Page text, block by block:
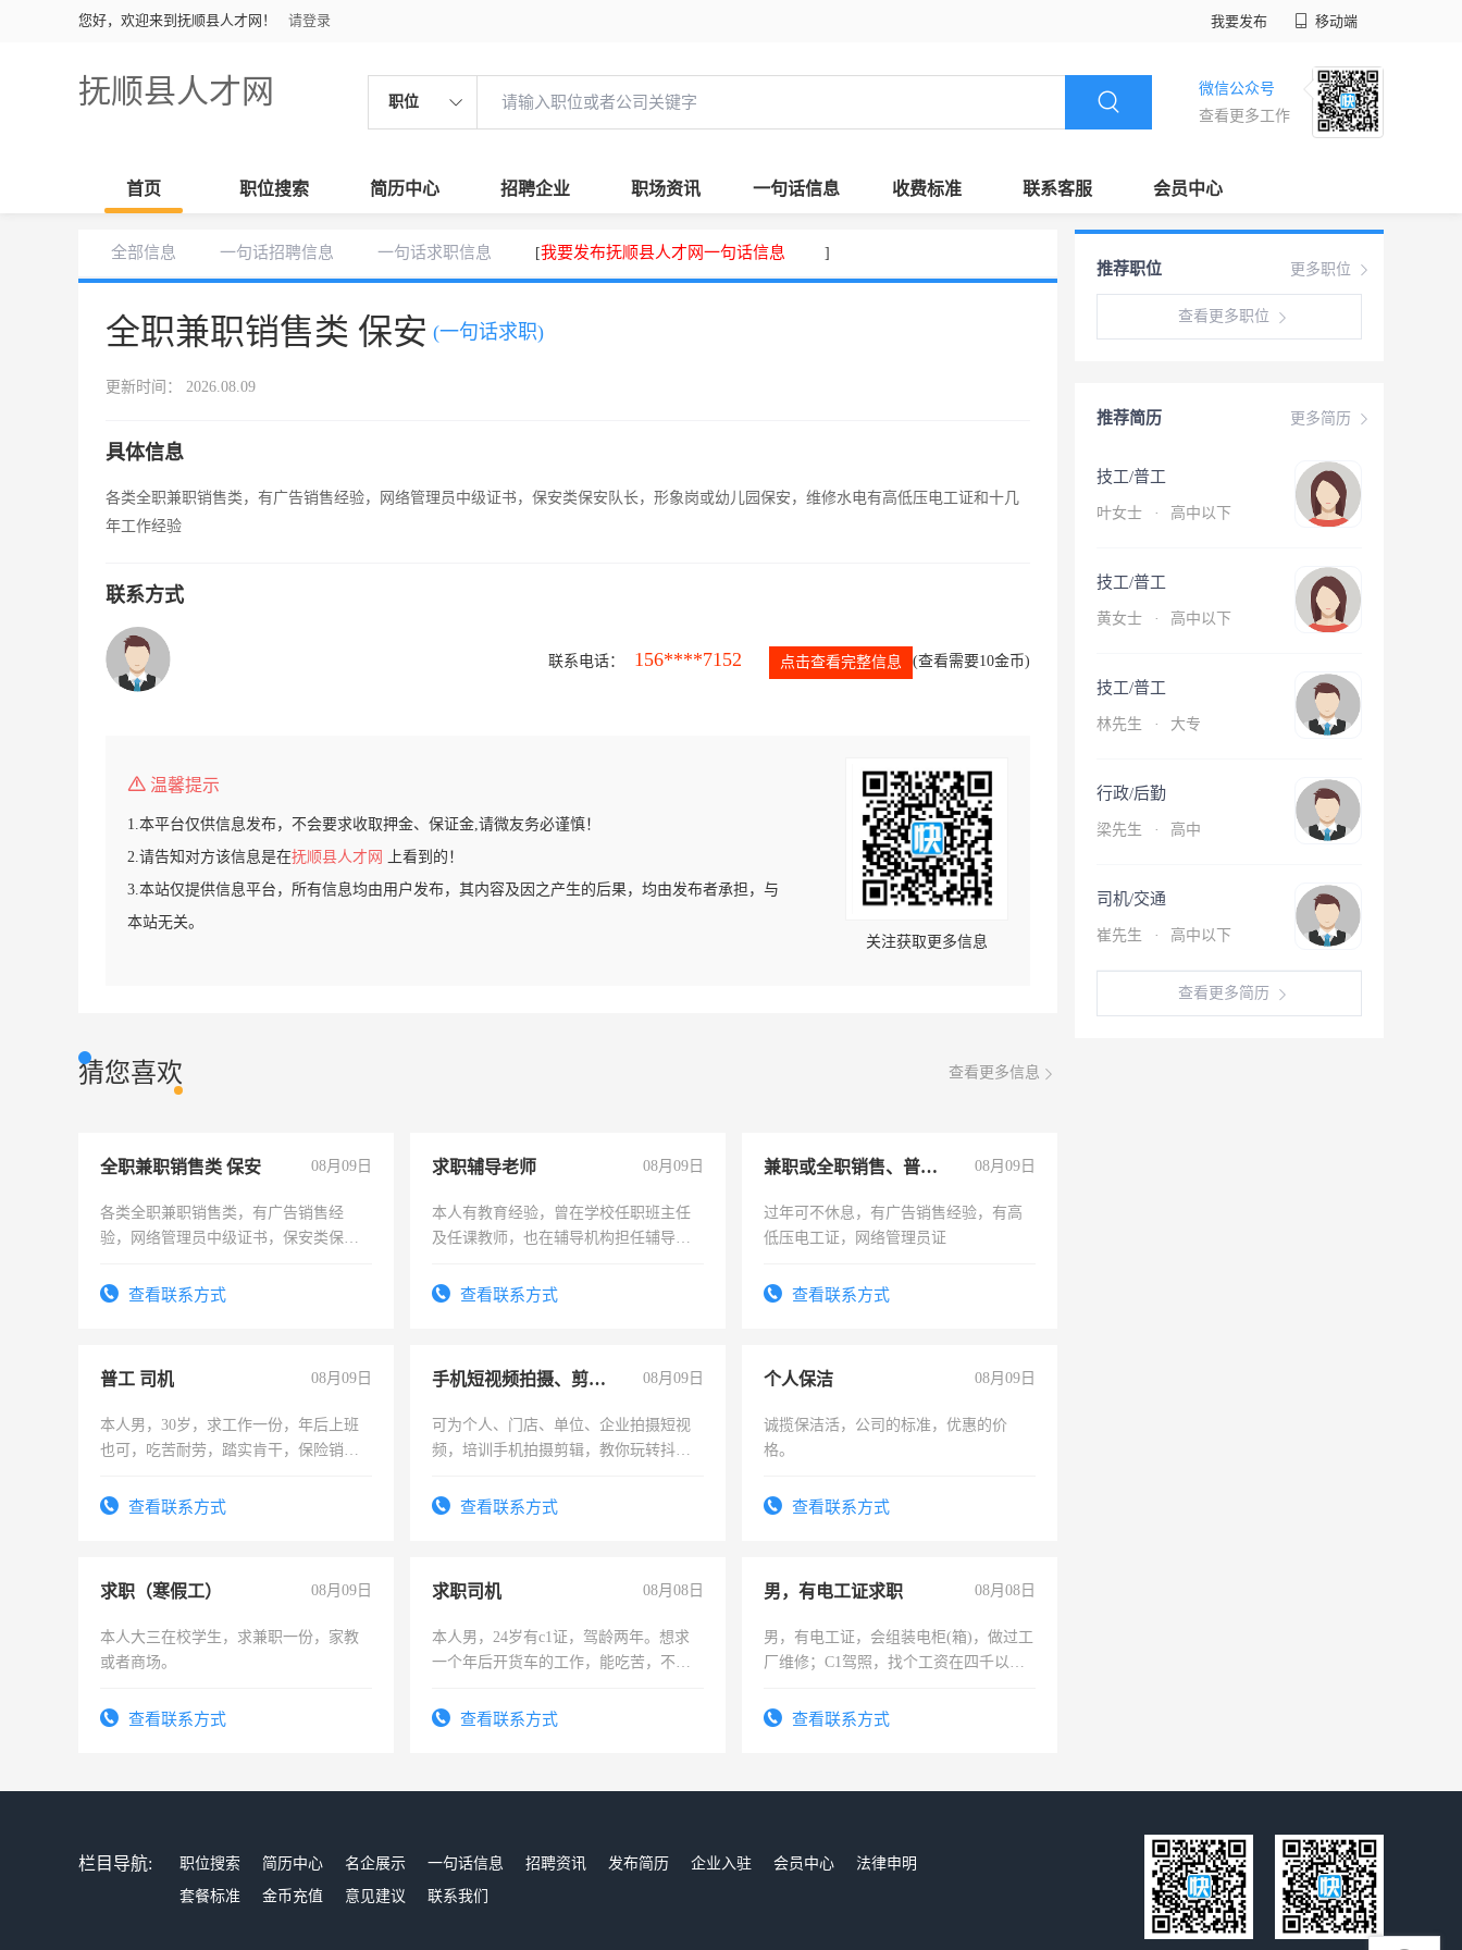
您好，欢迎来到抚顺县人才网！ 请登录 我要发布 移动端
抚顺县人才网 职位
微信公众号
查看更多工作
首页 职位搜索 简历中心 招聘企业 职场资讯 一句话信息 收费标准 联系客服 会员中心
全部信息 一句话招聘信息 一句话求职信息 [我要发布抚顺县人才网一句话信息 ]
全职兼职销售类 保安 (一句话求职)
更新时间： 2026.08.09
具体信息
各类全职兼职销售类，有广告销售经验，网络管理员中级证书，保安类保安队长，形象岗或幼儿园保安，维修水电有高低压电工证和十几
年工作经验
联系方式
联系电话： 156****7152 点击查看完整信息 (查看需要10金币)
温馨提示
1.本平台仅供信息发布，不会要求收取押金、保证金,请微友务必谨慎！
2.请告知对方该信息是在抚顺县人才网
上看到的！
3.本站仅提供信息平台，所有信息均由用户发布，其内容及因之产生的后果，均由发布者承担，与
本站无关。
关注获取更多信息
猜您喜欢 查看更多信息
全职兼职销售类 保安 08月09日
各类全职兼职销售类，有广告销售经
验，网络管理员中级证书，保安类保安
有高低压电工证和十几年工作经验
查看联系方式
求职辅导老师 08月09日
本人有教育经验，曾在学校任职班主任
及任课教师，也在辅导机构担任辅导教
查看联系方式
兼职或全职销售、普工、维修 08月09日
过年可不休息，有广告销售经验，有高
低压电工证，网络管理员证
查看联系方式
普工 司机 08月09日
本人男，30岁，求工作一份，年后上班
也可，吃苦耐劳，踏实肯干，保险销售
查看联系方式
手机短视频拍摄、剪辑、抖音快手 08月09日
可为个人、门店、单位、企业拍摄短视
频，培训手机拍摄剪辑，教你玩转抖音
频，培训手机拍摄剪辑，教你玩转抖
查看联系方式
个人保洁 08月09日
诚揽保洁活，公司的标准，优惠的价
格。
查看联系方式
求职（寒假工） 08月09日
本人大三在校学生，求兼职一份，家教
或者商场。
查看联系方式
求职司机 08月08日
本人男，24岁有c1证，驾龄两年。想求
一个年后开货车的工作，能吃苦，不怕
查看联系方式
男，有电工证求职 08月08日
男，有电工证，会组装电柜(箱)，做过工
厂维修；C1驾照，找个工资在四千以
电话查看联系方式
更多职位
推荐职位
查看更多职位
更多简历
推荐简历
技工/普工
叶女士 · 高中以下
技工/普工
黄女士 · 高中以下
技工/普工
林先生 · 大专
行政/后勤
梁先生 · 高中
司机/交通
崔先生 · 高中以下
查看更多简历
栏目导航: 职位搜索 简历中心 名企展示 一句话信息 招聘资讯 发布简历 企业入驻 会员中心
法律申明
套餐标准
金币充值 意见建议 联系我们